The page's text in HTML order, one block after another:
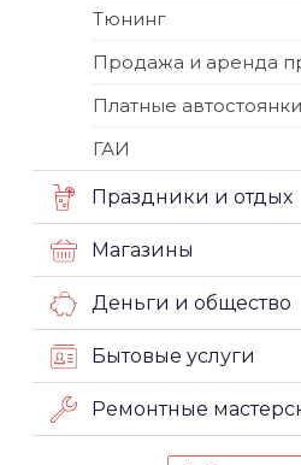
Тюнинг
Продажа и аренда
Платные автостоянки
ГАИ
Праздники и отдых
Магазины
Деньги и общество
Бытовые услуги
Ремонтные